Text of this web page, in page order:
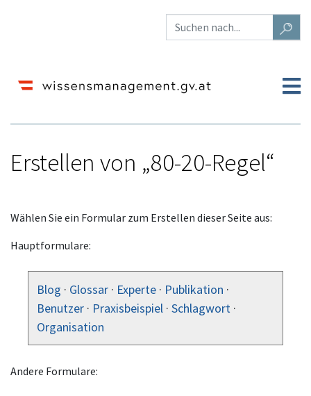
Erstellen von „80-20-Regel“
Wechseln zu:Navigation, Suche
Wählen Sie ein Formular zum Erstellen dieser Seite aus:
Hauptformulare:
Blog · Glossar · Experte · Publikation ·
Benutzer · Praxisbeispiel · Schlagwort ·
Organisation
Andere Formulare: